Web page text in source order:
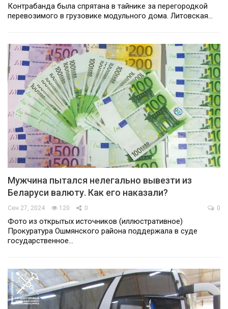
Контрабанда была спрятана в тайнике за перегородкой
перевозимого в грузовике модульного дома. Литовская…
Мужчина пытался нелегально вывезти из
Беларуси валюту. Как его наказали?
Сен 27, 2024 120 0 0
Фото из открытых источников (иллюстративное)
Прокуратура Ошмянского района поддержала в суде
государственное…